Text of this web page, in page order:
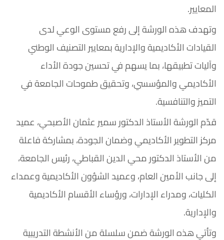
المعايير.
وتهدف هذه الورشة إلى رفع مستوى الوعي لدى
القيادات الأكاديمية والإدارية بمعايير التصنيف الوطني
وآليات تطبيقها، بما يسهم في تحسين جودة الأداء
الأكاديمي والمؤسسي، وتحقيق طموحات الجامعة في
التميز والتنافسية.
قدّم الورشة الأستاذ الدكتور سمير عثمان الأصبحي، عميد
مركز التطوير الأكاديمي وضمان الجودة، بمشاركة فاعلة
من الأستاذ الدكتور محي الدين القباطي، رئيس الجامعة،
إلى جانب الأمين العام، وعميد الشؤون الأكاديمية وعمداء
الكليات، ومدراء الإدارات، ورؤساء الأقسام الأكاديمية
والإدارية.
وتأتي هذه الورشة ضمن سلسلة من الأنشطة التدريبية